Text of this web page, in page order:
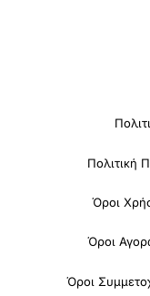
Πολιτική
Όροι
Όροι
Όροι